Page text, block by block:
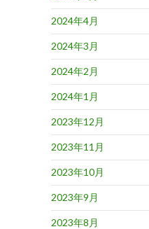
2024年4月
2024年3月
2024年2月
2024年1月
2023年12月
2023年11月
2023年10月
2023年9月
2023年8月